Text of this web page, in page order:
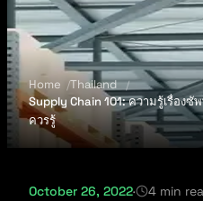
Home
Thailand
Supply Chain 101: ความรู้เรื่อง
ควรรู้
October 26, 2022· 4 min